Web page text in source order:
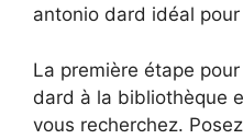
antonio dard idéal pour
La première étape
dard à la bibliothèque
vous recherchez.